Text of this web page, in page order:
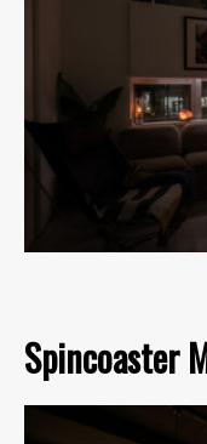
Spincoaster